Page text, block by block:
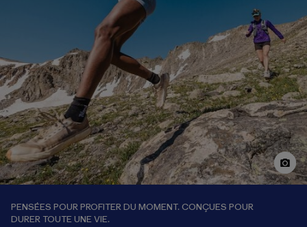
PENSÉES POUR PROFITER DU MOMENT. CONÇUES POUR
DURER TOUTE UNE VIE.